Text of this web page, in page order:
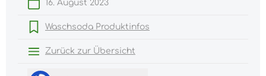
16. August 2023
Waschsoda Produktinfos
Zurück zur Übersicht